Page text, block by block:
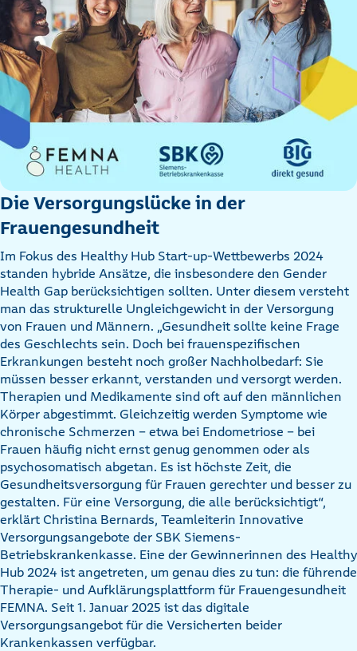
Die Versorgungslücke in der
Frauengesundheit
Im Fokus des Healthy Hub Start-up-Wettbewerbs 2024
standen hybride Ansätze, die insbesondere den Gender
Health Gap berücksichtigen sollten. Unter diesem versteht
man das strukturelle Ungleichgewicht in der Versorgung
von Frauen und Männern. „Gesundheit sollte keine Frage
des Geschlechts sein. Doch bei frauenspezifischen
Erkrankungen besteht noch großer Nachholbedarf: Sie
müssen besser erkannt, verstanden und versorgt werden.
Therapien und Medikamente sind oft auf den männlichen
Körper abgestimmt. Gleichzeitig werden Symptome wie
chronische Schmerzen – etwa bei Endometriose – bei
Frauen häufig nicht ernst genug genommen oder als
psychosomatisch abgetan. Es ist höchste Zeit, die
Gesundheitsversorgung für Frauen gerechter und besser zu
gestalten. Für eine Versorgung, die alle berücksichtigt“,
erklärt Christina Bernards, Teamleiterin Innovative
Versorgungsangebote der SBK Siemens-
Betriebskrankenkasse. Eine der Gewinnerinnen des Healthy
Hub 2024 ist angetreten, um genau dies zu tun: die führende
Therapie- und Aufklärungsplattform für Frauengesundheit
FEMNA. Seit 1. Januar 2025 ist das digitale
Versorgungsangebot für die Versicherten beider
Krankenkassen verfügbar.